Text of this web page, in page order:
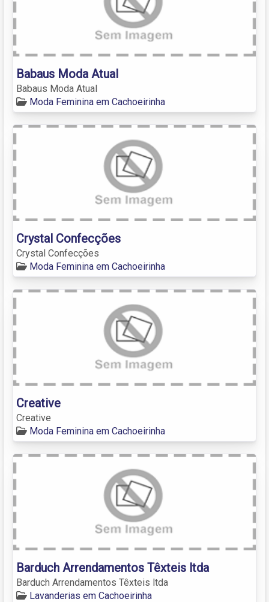
Babaus Moda Atual
Babaus Moda Atual
Moda Feminina em Cachoeirinha
Crystal Confecções
Crystal Confecções
Moda Feminina em Cachoeirinha
Creative
Creative
Moda Feminina em Cachoeirinha
Barduch Arrendamentos Têxteis ltda
Barduch Arrendamentos Têxteis ltda
Lavanderias em Cachoeirinha